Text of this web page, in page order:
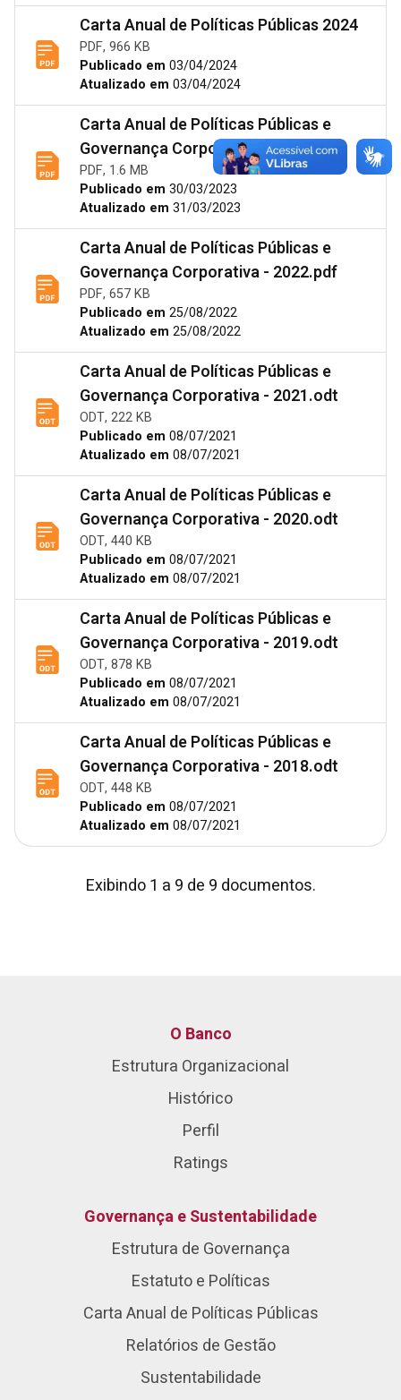
Carta Anual de Políticas Públicas 2024
PDF, 966 KB
Publicado em 03/04/2024
Atualizado em 03/04/2024
Carta Anual de Políticas Públicas e
Governança Corporativa - 2023.pdf
PDF, 1.6 MB
Publicado em 30/03/2023
Atualizado em 31/03/2023
Carta Anual de Políticas Públicas e
Governança Corporativa - 2022.pdf
PDF, 657 KB
Publicado em 25/08/2022
Atualizado em 25/08/2022
Carta Anual de Políticas Públicas e
Governança Corporativa - 2021.odt
ODT, 222 KB
Publicado em 08/07/2021
Atualizado em 08/07/2021
Carta Anual de Políticas Públicas e
Governança Corporativa - 2020.odt
ODT, 440 KB
Publicado em 08/07/2021
Atualizado em 08/07/2021
Carta Anual de Políticas Públicas e
Governança Corporativa - 2019.odt
ODT, 878 KB
Publicado em 08/07/2021
Atualizado em 08/07/2021
Carta Anual de Políticas Públicas e
Governança Corporativa - 2018.odt
ODT, 448 KB
Publicado em 08/07/2021
Atualizado em 08/07/2021
Exibindo 1 a 9 de 9 documentos.
O Banco
Estrutura Organizacional
Histórico
Perfil
Ratings
Governança e Sustentabilidade
Estrutura de Governança
Estatuto e Políticas
Carta Anual de Políticas Públicas
Relatórios de Gestão
Sustentabilidade